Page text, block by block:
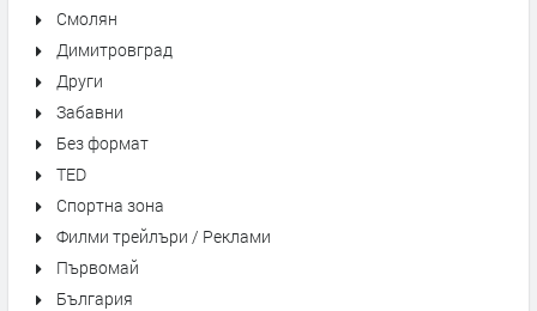
Смолян
Димитровград
Други
Забавни
Без формат
TED
Спортна зона
Филми трейлъри / Реклами
Първомай
България